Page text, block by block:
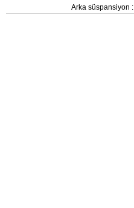
Arka süspansiyon :